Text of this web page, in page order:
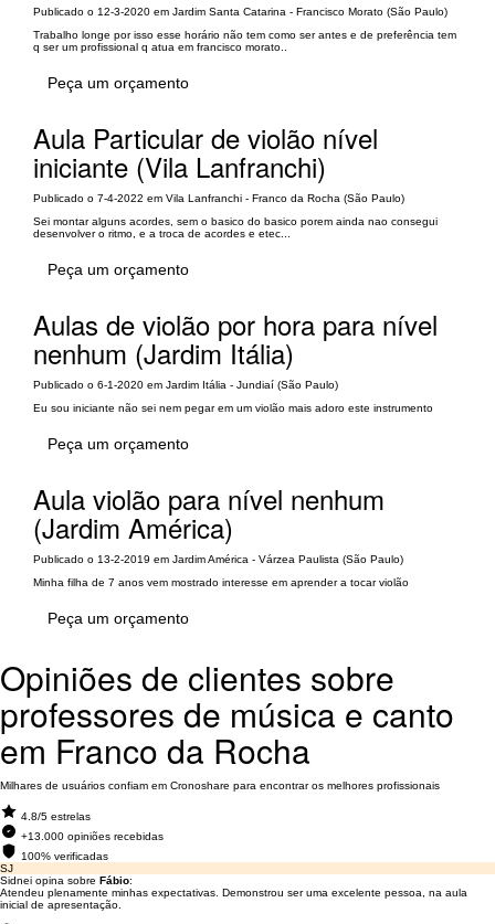
Publicado o 12-3-2020 em Jardim Santa Catarina - Francisco Morato (São Paulo)
Trabalho longe por isso esse horário não tem como ser antes e de preferência tem
q ser um profissional q atua em francisco morato..
Peça um orçamento
Aula Particular de violão nível
iniciante (Vila Lanfranchi)
Publicado o 7-4-2022 em Vila Lanfranchi - Franco da Rocha (São Paulo)
Sei montar alguns acordes, sem o basico do basico porem ainda nao consegui
desenvolver o ritmo, e a troca de acordes e etec...
Peça um orçamento
Aulas de violão por hora para nível
nenhum (Jardim Itália)
Publicado o 6-1-2020 em Jardim Itália - Jundiaí (São Paulo)
Eu sou iniciante não sei nem pegar em um violão mais adoro este instrumento
Peça um orçamento
Aula violão para nível nenhum
(Jardim América)
Publicado o 13-2-2019 em Jardim América - Várzea Paulista (São Paulo)
Minha filha de 7 anos vem mostrado interesse em aprender a tocar violão
Peça um orçamento
Opiniões de clientes sobre
professores de música e canto
em Franco da Rocha
Milhares de usuários confiam em Cronoshare para encontrar os melhores profissionais
4.8/5 estrelas
+13.000 opiniões recebidas
100% verificadas
SJ
Sidnei opina sobre Fábio:
Atendeu plenamente minhas expectativas. Demonstrou ser uma excelente pessoa, na aula
inicial de apresentação.